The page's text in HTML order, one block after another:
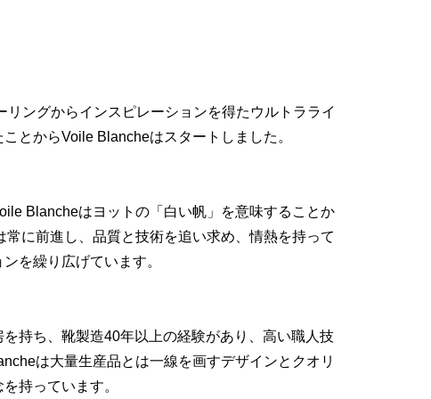
リングからインスピレーションを得たウルトラライ
ことからVoile Blancheはスタートしました。
Blancheはヨットの「白い帆」を意味することか
常に前進し、品質と技術を追い求め、情熱を持って
を繰り広げています。
持ち、靴製造40年以上の経験があり、高い職人技
は大量生産品とは一線を画すデザインとクオリ
持っています。